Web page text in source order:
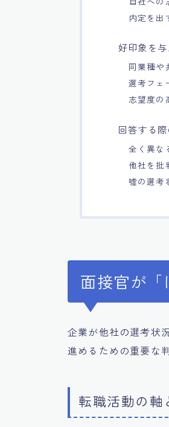
内定を出
好印象を
同業種や
選考フェ
志望度の
回答する
全く異な
他社を批
嘘の選考
面接官が
企業が他社の選考状
進めるための重要な
転職活動の軸